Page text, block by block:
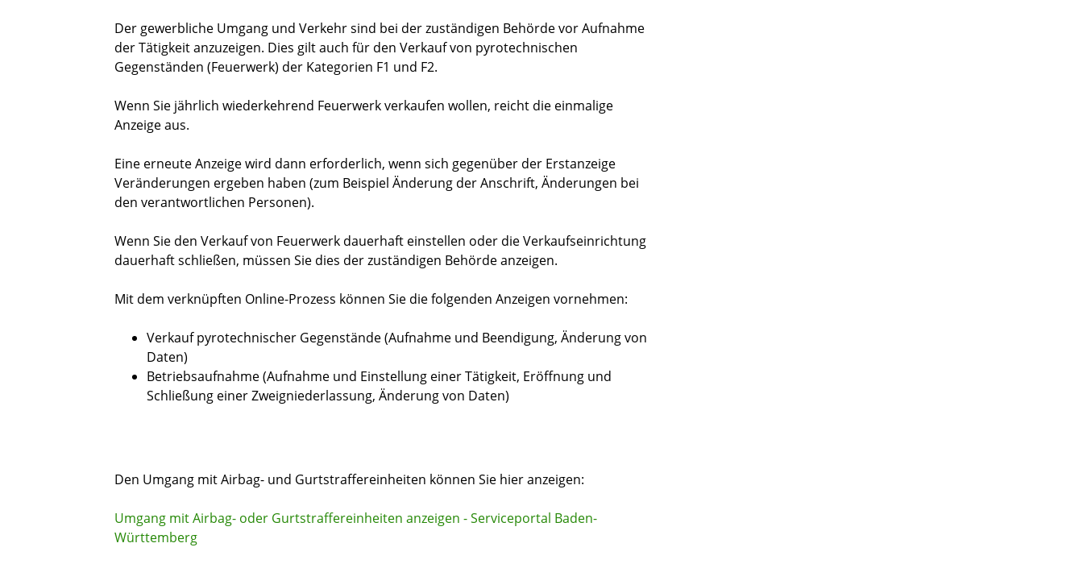
Der gewerbliche Umgang und Verkehr sind bei der zuständigen Behörde vor Aufnahme
der Tätigkeit anzuzeigen. Dies gilt auch für den Verkauf von pyrotechnischen
Gegenständen (Feuerwerk) der Kategorien F1 und F2.
Wenn Sie jährlich wiederkehrend Feuerwerk verkaufen wollen, reicht die einmalige
Anzeige aus.
Eine erneute Anzeige wird dann erforderlich, wenn sich gegenüber der Erstanzeige
Veränderungen ergeben haben (zum Beispiel Änderung der Anschrift, Änderungen bei
den verantwortlichen Personen).
Wenn Sie den Verkauf von Feuerwerk dauerhaft einstellen oder die Verkaufseinrichtung
dauerhaft schließen, müssen Sie dies der zuständigen Behörde anzeigen.
Mit dem verknüpften Online-Prozess können Sie die folgenden Anzeigen vornehmen:
Verkauf pyrotechnischer Gegenstände (Aufnahme und Beendigung, Änderung von
Daten)
Betriebsaufnahme (Aufnahme und Einstellung einer Tätigkeit, Eröffnung und
Schließung einer Zweigniederlassung, Änderung von Daten)
Den Umgang mit Airbag- und Gurtstraffereinheiten können Sie hier anzeigen:
Umgang mit Airbag- oder Gurtstraffereinheiten anzeigen - Serviceportal Baden-
Württemberg